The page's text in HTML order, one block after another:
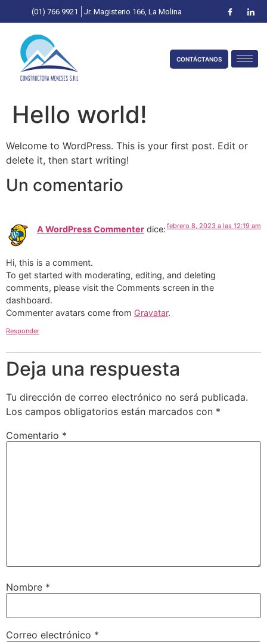
(01) 766 9921 Jr. Magisterio 166, La Molina
CONTÁCTANOS
Hello world!
Welcome to WordPress. This is your first post. Edit or
delete it, then start writing!
Un comentario
A WordPress Commenter dice: febrero 8, 2023 a las 12:19 am
Hi, this is a comment.
To get started with moderating, editing, and deleting
comments, please visit the Comments screen in the
dashboard.
Commenter avatars come from Gravatar.
Responder
Deja una respuesta
Tu dirección de correo electrónico no será publicada.
Los campos obligatorios están marcados con *
Comentario *
Nombre *
Correo electrónico *